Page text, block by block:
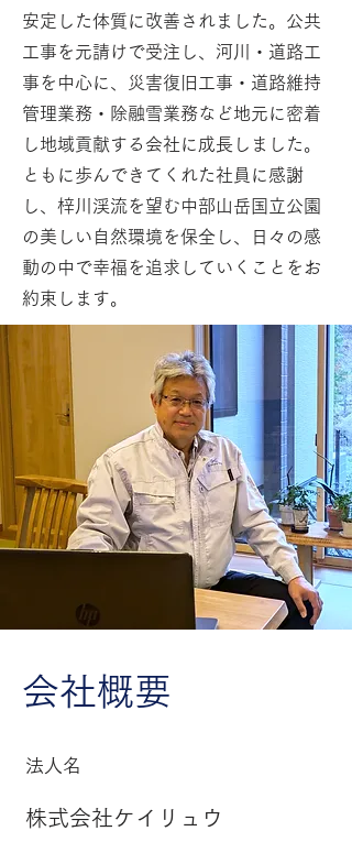
安定した体質に改善されました。公共
工事を元請けで受注し、河川・道路工
事を中心に、災害復旧工事・道路維持
管理業務・除融雪業務など地元に密着
し地域貢献する会社に成長しました。
ともに歩んできてくれた社員に感謝
し、梓川渓流を望む中部山岳国立公園
の美しい自然環境を保全し、日々の感
動の中で幸福を追求していくことをお
約束します。
会社概要
法人名
株式会社ケイリュウ